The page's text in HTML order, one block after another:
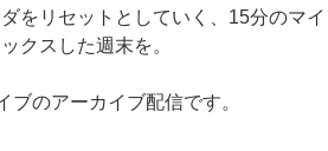
をリセットとしていく、15分のマ
クスした週末を。
のアーカイブ配信です。